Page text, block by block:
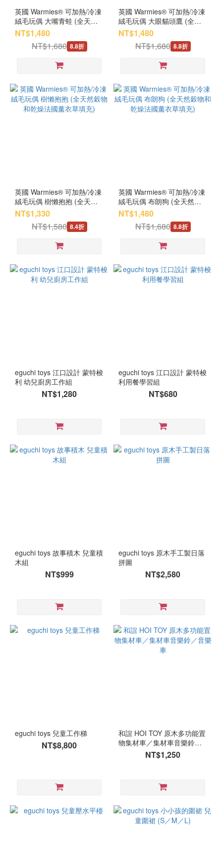
英國 Warmies® 可加熱/冷凍
絨毛玩偶 大嘴青蛙 (全天然
穀物和乾燥法國薰衣草填充)
NT$1,480
NT$1,680 8.8折
英國 Warmies® 可加熱/冷凍
絨毛玩偶 大眼貓頭鷹 (全天
然穀物和乾燥法國薰衣草填
NT$1,480
NT$1,680 8.8折
英國 Warmies® 可加熱/冷凍
絨毛玩偶 樹懶抱抱 (全天然
穀物和乾燥法國薰衣草填充)
NT$1,330
NT$1,580 8.4折
英國 Warmies® 可加熱/冷凍
絨毛玩偶 布朗狗 (全天然穀
物和乾燥法國薰衣草填充)
NT$1,480
NT$1,680 8.8折
eguchi toys 江口設計 蒙特梭
利 幼兒廚房工作組
NT$1,280
eguchi toys 江口設計 蒙特梭
利用餐學習組
NT$680
eguchi toys 故事積木 兒童積
木組
NT$999
eguchi toys 原木手工製日落
拼圖
NT$2,580
eguchi toys 兒童工作梯
NT$8,800
和誼 HOI TOY 原木多功能置
物集材車／集材車音樂鈴／
NT$1,250